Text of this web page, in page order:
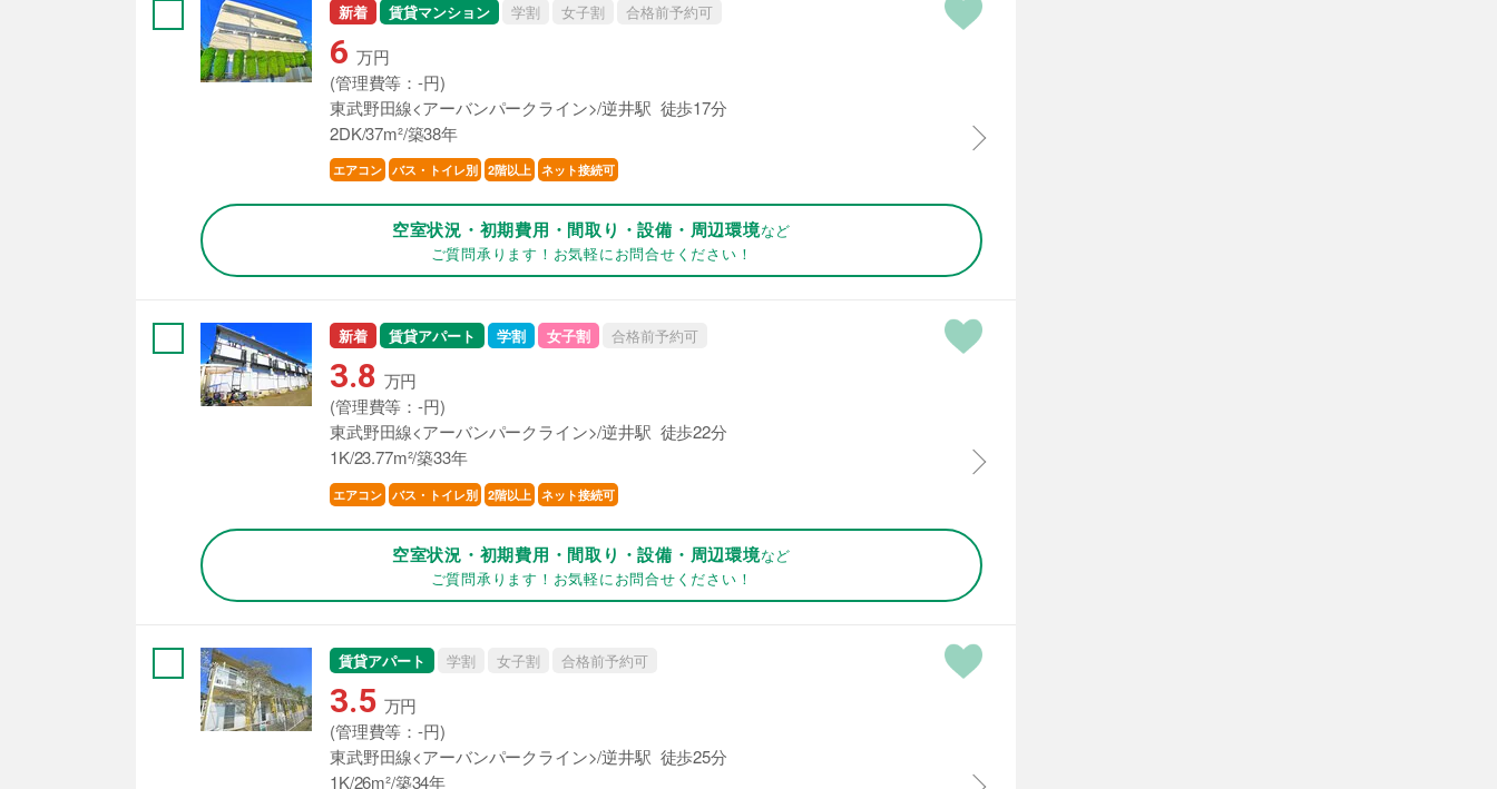
新着 賃貸マンション 学割 女子割 合格前予約可
6 万円
(管理費等：-円)
東武野田線<アーバンパークライン>/逆井駅 徒歩17分
2DK/37m²/築38年
エアコン バス・トイレ別 2階以上 ネット接続可
空室状況・初期費用・間取り・設備・周辺環境など
ご質問承ります！お気軽にお問合せください！
新着 賃貸アパート 学割 女子割 合格前予約可
3.8 万円
(管理費等：-円)
東武野田線<アーバンパークライン>/逆井駅 徒歩22分
1K/23.77m²/築33年
エアコン バス・トイレ別 2階以上 ネット接続可
空室状況・初期費用・間取り・設備・周辺環境など
ご質問承ります！お気軽にお問合せください！
賃貸アパート 学割 女子割 合格前予約可
3.5 万円
(管理費等：-円)
東武野田線<アーバンパークライン>/逆井駅 徒歩25分
1K/26m²/築34年